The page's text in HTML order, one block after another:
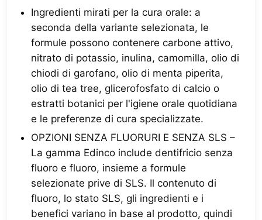
Ingredienti mirati per la cura orale: a
seconda della variante selezionata, le
formule possono contenere carbone attivo,
nitrato di potassio, inulina, camomilla, olio di
chiodi di garofano, olio di menta piperita,
olio di tea tree, glicerofosfato di calcio o
estratti botanici per l'igiene orale quotidiana
e le preferenze di cura specializzate.
OPZIONI SENZA FLUORURI E SENZA SLS –
La gamma Edinco include dentifricio senza
fluoro e fluoro, insieme a formule
selezionate prive di SLS. Il contenuto di
fluoro, lo stato SLS, gli ingredienti e i
benefici variano in base al prodotto, quindi